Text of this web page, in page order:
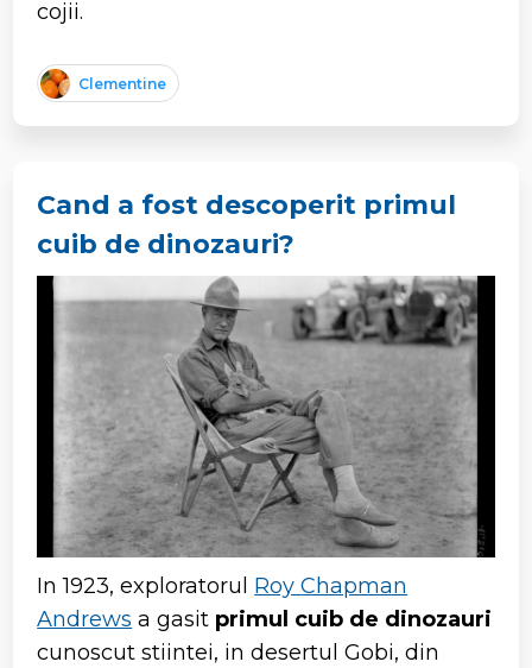
cojii.
Clementine
Cand a fost descoperit primul
cuib de dinozauri?
In 1923, exploratorul Roy Chapman
Andrews a gasit primul cuib de dinozauri
cunoscut stiintei, in desertul Gobi, din